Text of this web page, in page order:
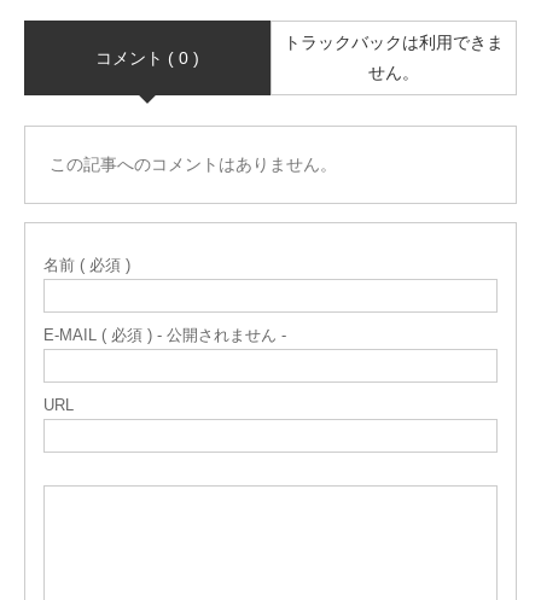
コメント ( 0 )
トラックバックは利用できま
せん。
この記事へのコメントはありません。
名前 ( 必須 )
E-MAIL ( 必須 ) - 公開されません -
URL